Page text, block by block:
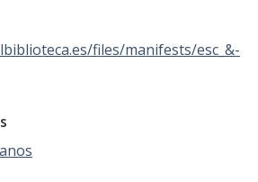
files/manifests/esc_&-